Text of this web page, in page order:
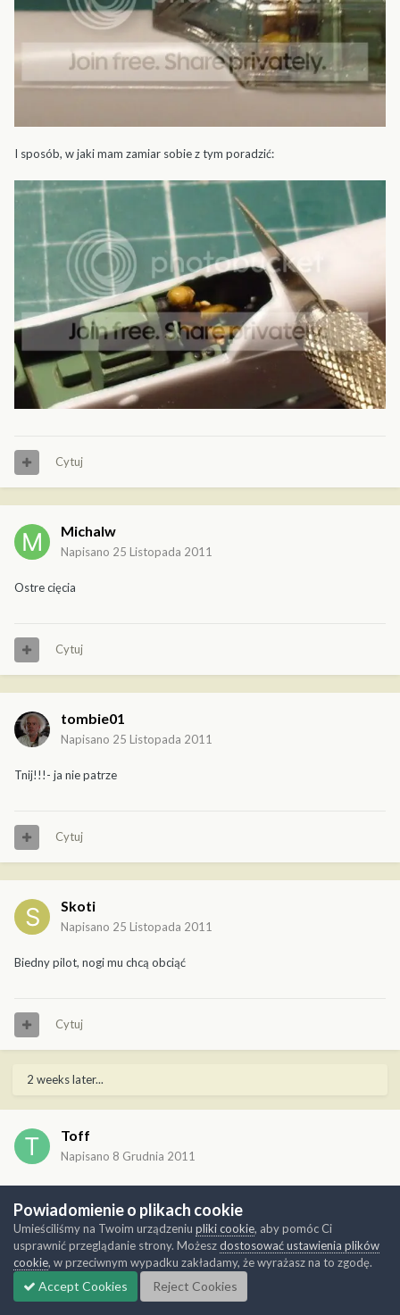
I sposób, w jaki mam zamiar sobie z tym poradzić:
Cytuj
Michalw
Napisano 25 Listopada 2011
Ostre cięcia
Cytuj
tombie01
Napisano 25 Listopada 2011
Tnij!!!- ja nie patrze
Cytuj
Skoti
Napisano 25 Listopada 2011
Biedny pilot, nogi mu chcą obciąć
Cytuj
2 weeks later...
Toff
Napisano 8 Grudnia 2011
pociągnięty sidoluxem, docelowo położę lakier satin.
Powiadomienie o plikach cookie
Umieściliśmy na Twoim urządzeniu pliki cookie, aby pomóc Ci
usprawnić przeglądanie strony. Możeszdostosować ustawienia plików
cookie, w przeciwnym wypadku zakładamy, że wyrażasz na to zgodę.
Accept Cookies Reject Cookies